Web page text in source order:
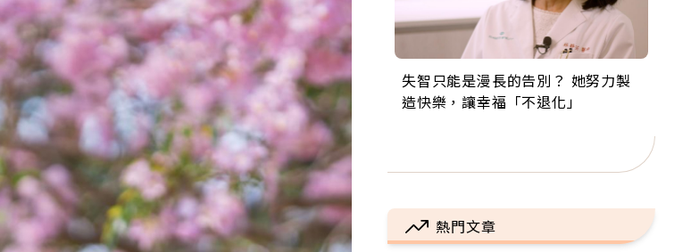
失智只能是漫長的告別？ 她努力製
造快樂，讓幸福「不退化」
來自剛果的巧克力神父 為台灣奉獻
36年 「台灣是我的家，我連作夢都
63歲卸矽谷副總、搬回台灣找快
樂！「蛋黃哥小丑」走進安養院，
104歲打破金氏世界紀錄 成為全球
最年長羽球選手，分享長壽的秘密
事業巔峰他選擇追夢…黑手阿伯拉
小提琴還登上小巨蛋！連CNN都大
熱門文章